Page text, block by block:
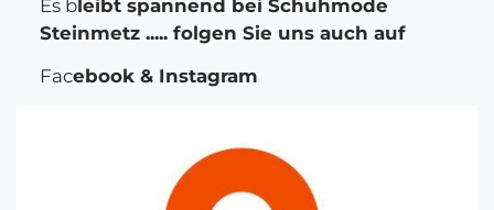
Es bleibt spannend bei Schuhmode
Steinmetz ..... folgen Sie uns auch auf
Facebook & Instagram